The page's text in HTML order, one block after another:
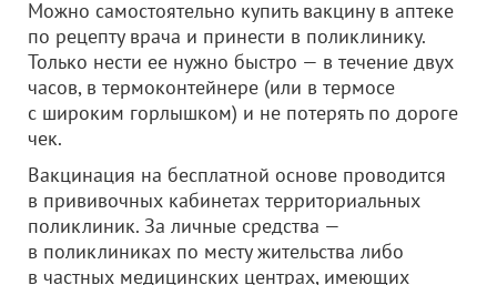
Можно самостоятельно купить вакцину в аптеке
по рецепту врача и принести в поликлинику.
Только нести ее нужно быстро — в течение двух
часов, в термоконтейнере (или в термосе
с широким горлышком) и не потерять по дороге
чек.
Вакцинация на бесплатной основе проводится
в прививочных кабинетах территориальных
поликлиник. За личные средства —
в поликлиниках по месту жительства либо
в частных медицинских центрах, имеющих